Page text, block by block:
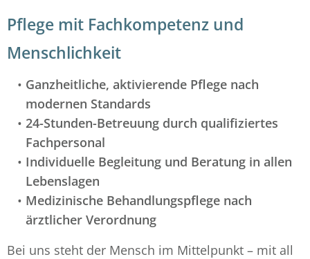
Pflege mit Fachkompetenz und
Menschlichkeit
Ganzheitliche, aktivierende Pflege nach
modernen Standards
24-Stunden-Betreuung durch qualifiziertes
Fachpersonal
Individuelle Begleitung und Beratung in allen
Lebenslagen
Medizinische Behandlungspflege nach
ärztlicher Verordnung
Bei uns steht der Mensch im Mittelpunkt – mit all